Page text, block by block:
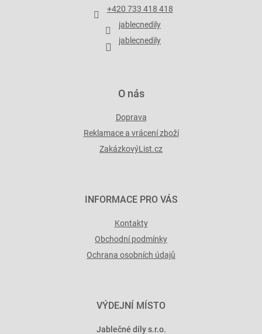
+420 733 418 418
jablecnedily
jablecnedily
O nás
Doprava
Reklamace a vrácení zboží
ZakázkovýList.cz
INFORMACE PRO VÁS
Kontakty
Obchodní podmínky
Ochrana osobních údajů
VÝDEJNÍ MÍSTO
Jablečné díly s.r.o.